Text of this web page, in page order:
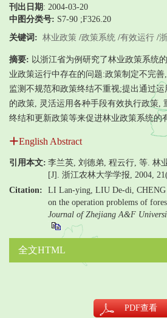
刊出日期 : 2004-03-20
中图分类号: S7-90 ;F326.20
关键词: 林业政策 /政策系统 /有效运行 /
摘要: 以浙江省为例研究了林业政策系统
业政策运行中存在的问题:政策制定不完
监测不规范和政策终结不重视;提出通过
的政策, 灵活运用各种手段有效执行政策,
终结和更新政策等来促进林业政策系统的
English Abstract
引用本文: 李兰英, 刘德弟, 程云行, 等. 林
[J]. 浙江农林大学学报, 2004,
Citation:
LI Lan-ying, LIU De-di, CHENG
on the operation problems of
Journal of Zhejiang A&F
全文HTML
PDF查看